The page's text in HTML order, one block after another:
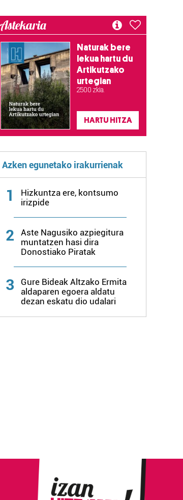
Astekaria
Naturak bere
lekua hartu du
Artikutzako
urtegian
2.500 zkia.
HARTU HITZA
Azken egunetako irakurrienak
1
Hizkuntza ere, kontsumo
irizpide
2
Aste Nagusiko azpiegitura
muntatzen hasi dira
Donostiako Piratak
3
Gure Bideak Altzako Ermita
aldaparen egoera aldatu
dezan eskatu dio udalari